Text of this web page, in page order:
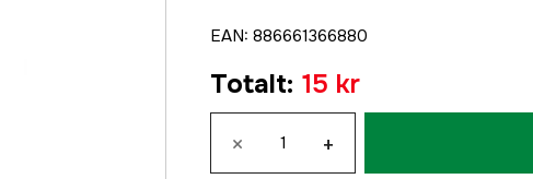
EAN: 886661366880
Totalt: 15 kr
× +